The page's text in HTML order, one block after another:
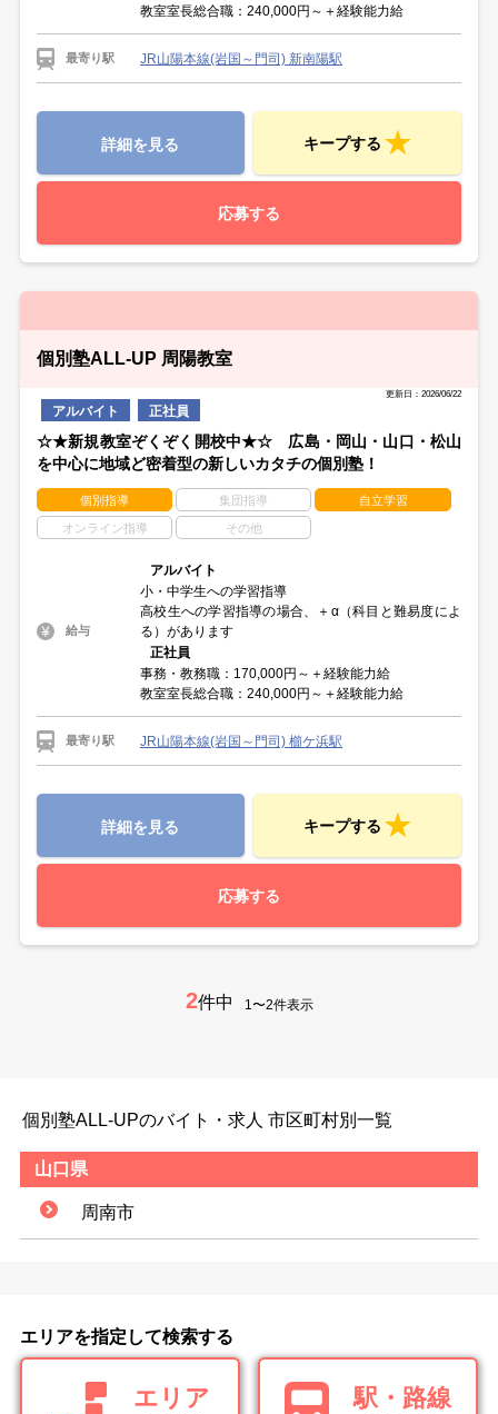
教室室長総合職：240,000円～＋経験能力給
最寄り駅 JR山陽本線(岩国～門司) 新南陽駅
詳細を見る キープする
応募する
個別塾ALL-UP 周陽教室
更新日：2026/06/22
アルバイト 正社員
☆★新規教室ぞくぞく開校中★☆ 広島・岡山・山口・松山
を中心に地域ど密着型の新しいカタチの個別塾！
個別指導 集団指導 自立学習
オンライン指導 その他
給与
アルバイト
小・中学生への学習指導
高校生への学習指導の場合、＋α（科目と難易度によ
る）があります
正社員
事務・教務職：170,000円～＋経験能力給
教室室長総合職：240,000円～＋経験能力給
最寄り駅 JR山陽本線(岩国～門司) 櫛ケ浜駅
詳細を見る キープする
応募する
2件中 1〜2件表示
個別塾ALL-UPのバイト・求人 市区町村別一覧
山口県
周南市
エリアを指定して検索する
エリア 駅・路線